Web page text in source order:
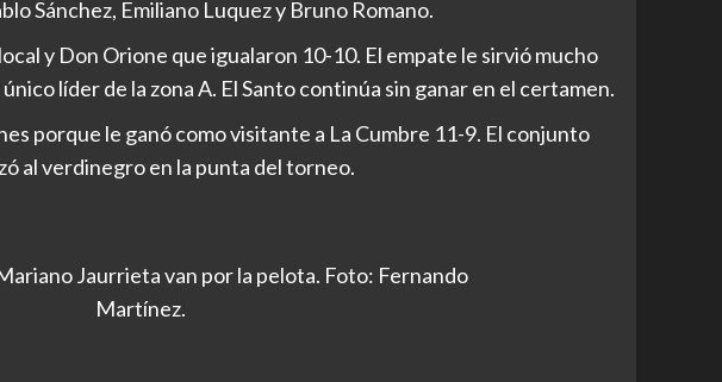
Sánchez, Emiliano Luquez y Bruno Romano.
y Don Orione que igualaron 10-10. El empate le sirvió mucho
líder de la zona A. El Santo continúa sin ganar en el certamen.
porque le ganó como visitante a La Cumbre 11-9. El conjunto
al verdinegro en la punta del torneo.
Jaurrieta van por la pelota. Foto: Fernando
Martínez.